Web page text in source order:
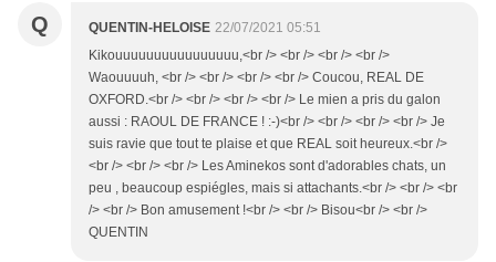
Q QUENTIN-HELOISE 22/07/2021 05:51
Kikouuuuuuuuuuuuuuuu,<br /> <br /> <br /> <br />
Waouuuuh, <br /> <br /> <br /> <br /> Coucou, REAL DE
OXFORD.<br /> <br /> <br /> <br /> Le mien a pris du galon
aussi : RAOUL DE FRANCE ! :-)<br /> <br /> <br /> <br /> Je
suis ravie que tout te plaise et que REAL soit heureux.<br />
<br /> <br /> <br /> Les Aminekos sont d'adorables chats, un
peu , beaucoup espiégles, mais si attachants.<br /> <br /> <br
/> <br /> Bon amusement !<br /> <br /> Bisou<br /> <br />
QUENTIN